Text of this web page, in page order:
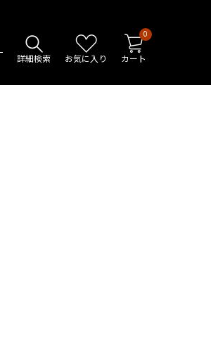
詳細検索 お気に入り
0
カート